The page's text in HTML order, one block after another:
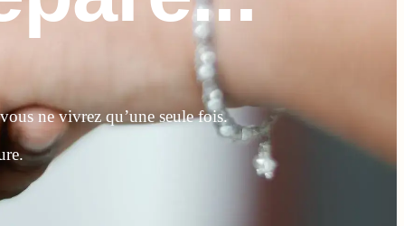
ne vivrez qu’une seule fois.